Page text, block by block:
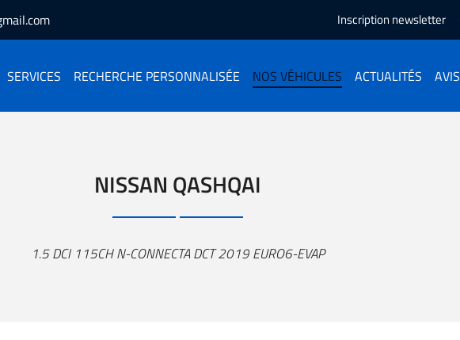
Inscription newsletter
SERVICES RECHERCHE PERSONNALISÉE NOS VÉHICULES ACTUALITÉS AVIS
NISSAN QASHQAI
1.5 DCI 115CH N-CONNECTA DCT 2019 EURO6-EVAP